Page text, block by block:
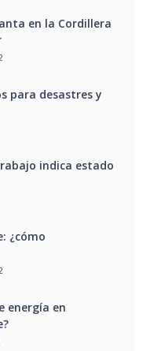
en la Cordillera
para desastres y
indica estado
¿cómo
energía en